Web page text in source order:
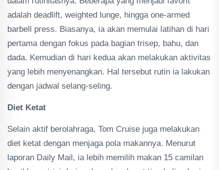
adalah deadlift, weighted lunge, hingga one-armed
barbell press. Biasanya, ia akan memulai latihan di hari
pertama dengan fokus pada bagian trisep, bahu, dan
dada. Kemudian di hari kedua akan melakukan aktivitas
yang lebih menyenangkan. Hal tersebut rutin ia lakukan
dengan jadwal selang-seling.
Diet Ketat
Selain aktif berolahraga, Tom Cruise juga melakukan
diet ketat dengan menjaga pola makannya. Menurut
laporan Daily Mail, ia lebih memilih makan 15 camilan